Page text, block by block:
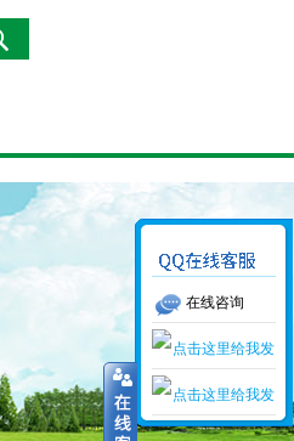
在线咨询